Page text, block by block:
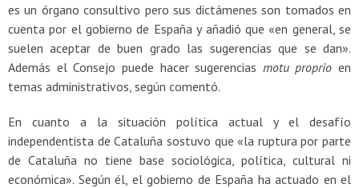
es un órgano consultivo pero sus dictámenes son tomados en
cuenta por el gobierno de España y añadió que «en general, se
suelen aceptar de buen grado las sugerencias que se dan».
Además el Consejo puede hacer sugerencias motu proprio en
temas administrativos, según comentó.
En cuanto a la situación política actual y el desafío
independentista de Cataluña sostuvo que «la ruptura por parte
de Cataluña no tiene base sociológica, política, cultural ni
económica». Según él, el gobierno de España ha actuado en el